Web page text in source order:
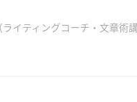
イティングコーチ・文章術講